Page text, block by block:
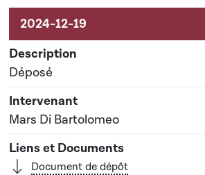
Aktivitéiten um Dossier
Déposé
Mars Di Bartolomeo
Document de dépôt